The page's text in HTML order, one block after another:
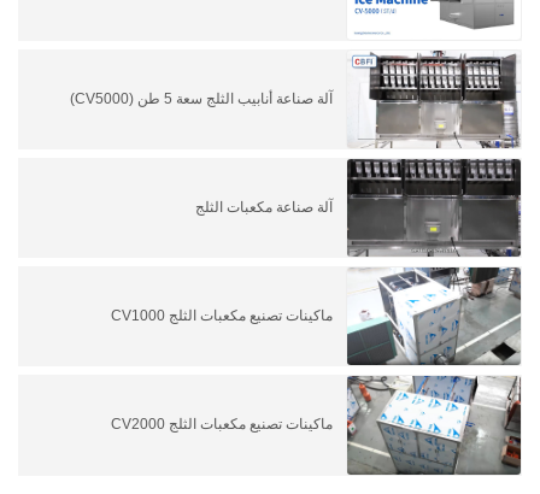
آلة صناعة أنابيب الثلج سعة 5 طن (CV5000)
آلة صناعة مكعبات الثلج
ماكينات تصنيع مكعبات الثلج CV1000
ماكينات تصنيع مكعبات الثلج CV2000